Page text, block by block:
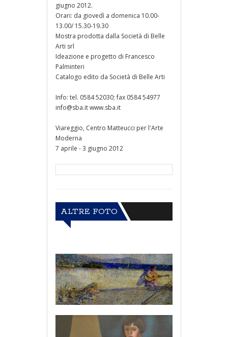
giugno 2012.
Orari: da giovedì a domenica 10.00-
13.00/ 15.30-19.30
Mostra prodotta dalla Società di Belle
Arti srl
Ideazione e progetto di Francesco
Palminteri
Catalogo edito da Società di Belle Arti
Info: tel. 0584 52030; fax 0584 54977
info@sba.it www.sba.it
Viareggio, Centro Matteucci per l'Arte
Moderna
7 aprile - 3 giugno 2012
ALTRE FOTO